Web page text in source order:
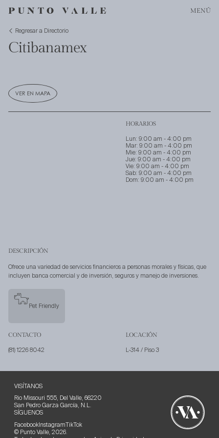
MENÚ
Regresar a Directorio
Citibanamex
VER EN MAPA
HORARIOS
Lun: 9:00 am - 4:00 pm
Mar: 9:00 am - 4:00 pm
Mie: 9:00 am - 4:00 pm
Jue: 9:00 am - 4:00 pm
Vie: 9:00 am - 4:00 pm
Sab: 9:00 am - 4:00 pm
Dom: 9:00 am - 4:00 pm
DESCRIPCIÓN
Ofrece una variedad de servicios financieros a personas morales y físicas, que
incluyen banca comercial y de inversión, seguros y manejo de inversiones.
Pet Friendly
CONTACTO
(81) 1226 8042
LOCACIÓN
L-314 / Piso 3
VISÍTANOS
Rio Missouri 555, Del Valle, 66220
San Pedro Garza García, N.L.
SÍGUENOS
FacebookInstagramTikTok
© Punto Valle, 2026.